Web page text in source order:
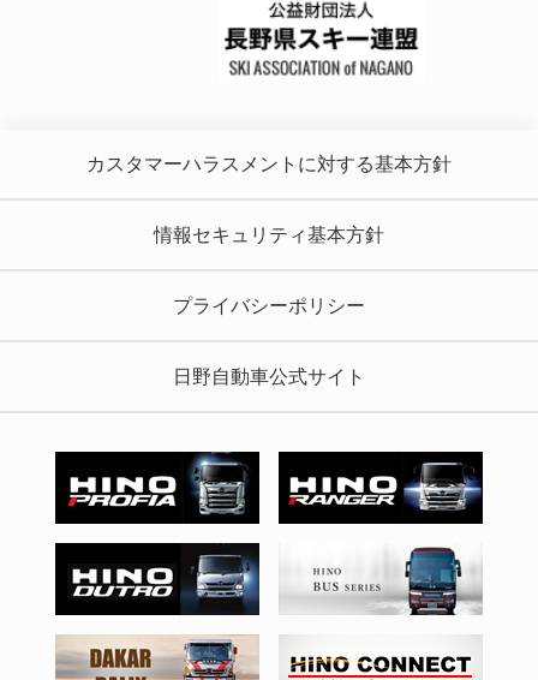
カスタマーハラスメントに対する基本方針
情報セキュリティ基本方針
プライバシーポリシー
日野自動車公式サイト